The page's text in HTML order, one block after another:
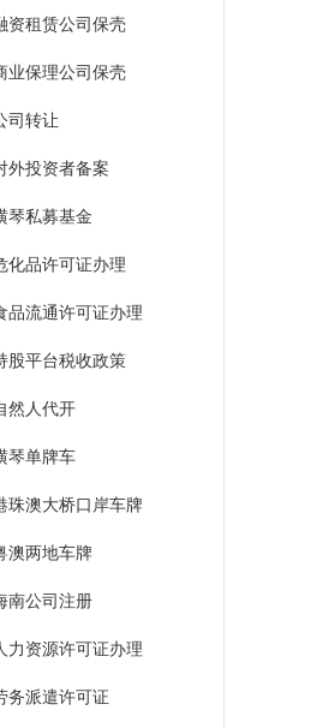
资租赁公司保壳
业保理公司保壳
司转让
外投资者备案
琴私募基金
化品许可证办理
品流通许可证办理
股平台税收政策
然人代开
琴单牌车
珠澳大桥口岸车牌
澳两地车牌
南公司注册
力资源许可证办理
务派遣许可证